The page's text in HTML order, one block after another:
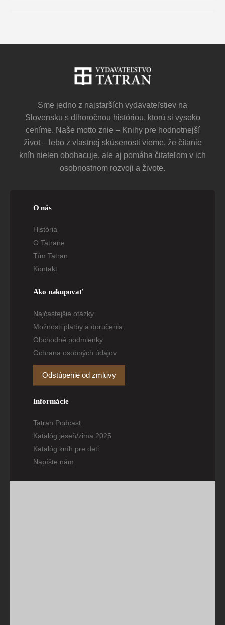
Sme jedno z najstarších vydavateľstiev na
Slovensku s dlhoročnou históriou, ktorú si vysoko
ceníme. Naše motto znie – Knihy pre hodnotnejší
život – lebo z vlastnej skúsenosti vieme, že čítanie
kníh nielen obohacuje, ale aj pomáha čitateľom v ich
osobnostnom rozvoji a živote.
O nás
História
O Tatrane
Tím Tatran
Kontakt
Ako nakupovať
Najčastejšie otázky
Možnosti platby a doručenia
Obchodné podmienky
Ochrana osobných údajov
Odstúpenie od zmluvy
Informácie
Tatran Podcast
Katalóg jeseň/zima 2025
Katalóg kníh pre deti
Napíšte nám